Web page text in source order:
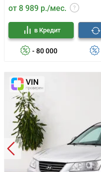
от 8 989 р./мес.
- 80 000
в Кредит